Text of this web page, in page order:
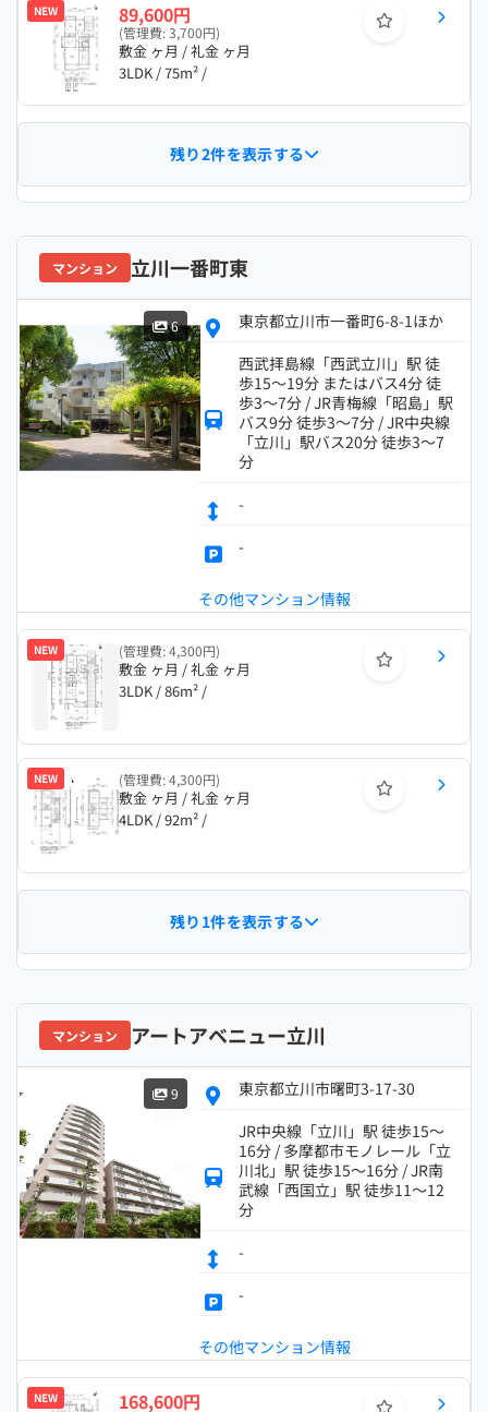
NEW 89,600円
(管理費: 3,700円)
敷金 ヶ月 / 礼金 ヶ月
3LDK / 75m² /
残り2件を表示する
マンション 立川一番町東
6
東京都立川市一番町6-8-1ほか
西武拝島線「西武立川」駅 徒
歩15～19分 またはバス4分 徒
歩3～7分 / JR青梅線「昭島」駅
バス9分 徒歩3～7分 / JR中央線
「立川」駅バス20分 徒歩3～7
分
-
-
その他マンション情報
NEW (管理費: 4,300円)
敷金 ヶ月 / 礼金 ヶ月
3LDK / 86m² /
NEW (管理費: 4,300円)
敷金 ヶ月 / 礼金 ヶ月
4LDK / 92m² /
残り1件を表示する
マンション アートアベニュー立川
9
東京都立川市曙町3-17-30
JR中央線「立川」駅 徒歩15～
16分 / 多摩都市モノレール「立
川北」駅 徒歩15～16分 / JR南
武線「西国立」駅 徒歩11～12
分
-
-
その他マンション情報
NEW 168,600円